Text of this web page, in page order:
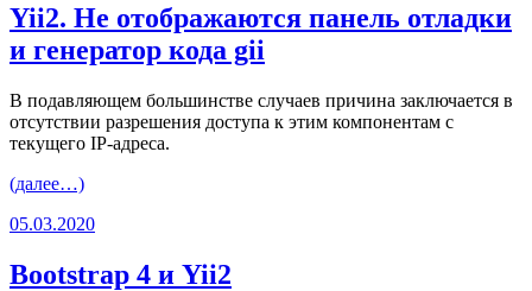
Yii2. Не отображаются панель отладки
и генератор кода gii
В подавляющем большинстве случаев причина заключается в
отсутствии разрешения доступа к этим компонентам с
текущего IP-адреса.
(далее…)
05.03.2020
Bootstrap 4 и Yii2